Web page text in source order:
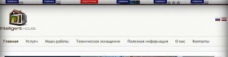
https://www.gudramaja.com